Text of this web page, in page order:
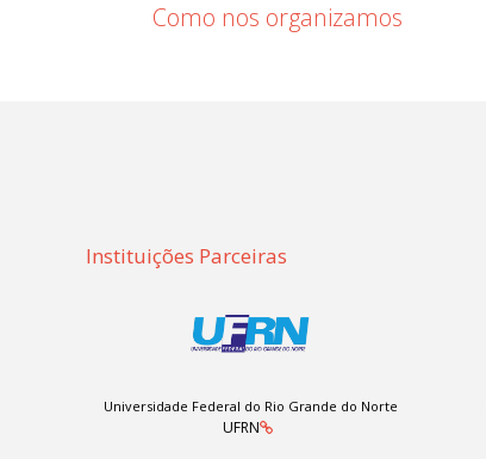
Como nos organizamos
Instituições Parceiras
Universidade Federal do Rio Grande do Norte
UFRN